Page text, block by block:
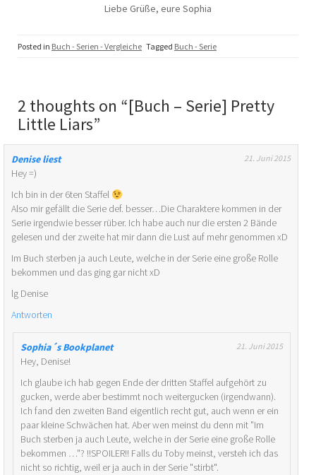
Liebe Grüße, eure Sophia
Posted in Buch - Serien - Vergleiche Tagged Buch - Serie
2 thoughts on “[Buch – Serie] Pretty
Little Liars”
Denise liest 21. Juni 2015
Hey =)
Ich bin in der 6ten Staffel
Also mir gefällt die Serie def. besser…Die Charaktere kommen in der
Serie irgendwie besser rüber. Ich habe auch nur die ersten 2 Bände
gelesen und der zweite hat mir dann die Lust auf mehr genommen xD
Im Buch sterben ja auch Leute, welche in der Serie eine große Rolle
bekommen und das ging gar nicht xD
lg Denise
Antworten
Sophia´s Bookplanet 21. Juni 2015
Hey, Denise!
Ich glaube ich hab gegen Ende der dritten Staffel aufgehört zu
gucken, werde aber bestimmt noch weitergucken (irgendwann).
Ich fand den zweiten Band eigentlich recht gut, auch wenn er ein
paar kleine Schwächen hat. Aber wen meinst du denn mit "Im
Buch sterben ja auch Leute, welche in der Serie eine große Rolle
bekommen …"? !!SPOILER!! Falls du Toby meinst, versteh ich das
nicht so richtig, weil er ja auch in der Serie "stirbt".